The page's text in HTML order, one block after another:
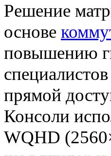
Решение
основе
повышению
прямой
Консоли
WQHD